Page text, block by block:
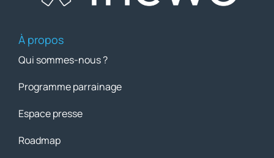
À propos
Qui sommes-nous ?
Programme parrainage
Espace presse
Roadmap